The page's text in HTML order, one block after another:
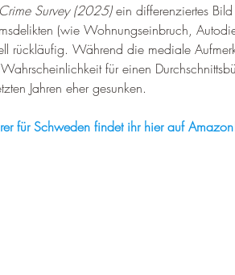
Survey (2025) ein differenziertes
(wie Wohnungseinbruch,
rückläufig. Während die mediale
für einen
Jahren eher gesunken.
für Schweden findet ihr hier auf